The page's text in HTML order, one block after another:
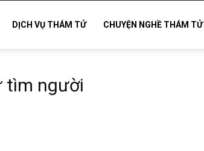
DỊCH VỤ THÁM TỬ CHUYỆN NGHỀ THÁM TỬ
tìm người